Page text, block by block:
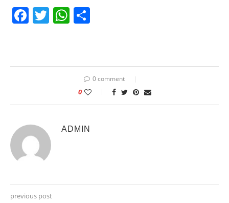
Facebook
TwitterWhatsApp
0 comment
0
ADMIN
previous post